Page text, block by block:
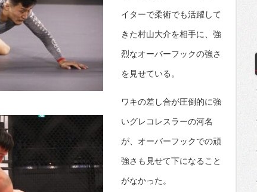
イターで柔術でも活躍して
きた村山大介を相手に、強
烈なオーバーフックの強さ
を見せている。
ワキの差し合が圧倒的に強
いグレコレスラーの河名
が、オーバーフックでの頑
強さも見せて下になること
がなかった。